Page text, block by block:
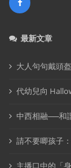
最新文章
大人句句戴頭
代幼兒向
中西相融──和
請不要唧孩子
主播口中的「